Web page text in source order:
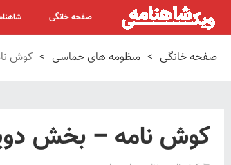
صفحه خانگی
صفحه خانگی > منظومه های حماسی > کوش
کوش نامه – بخش